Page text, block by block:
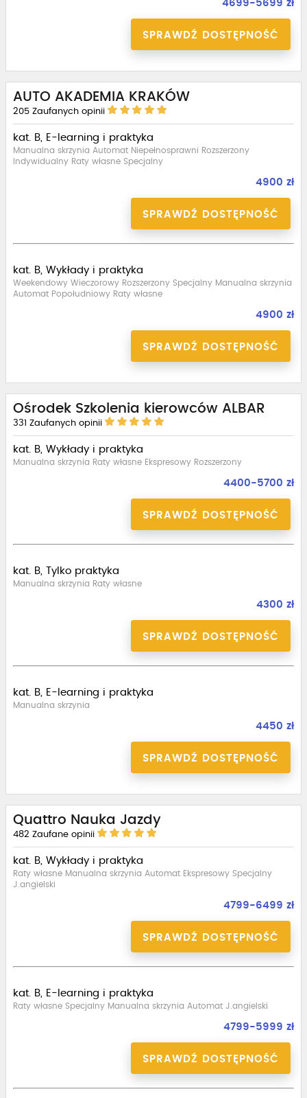
4699-5699 zł
SPRAWDŹ DOSTĘPNOŚĆ
AUTO AKADEMIA KRAKÓW
205 Zaufanych opinii
kat. B, E-learning i praktyka
Manualna skrzynia Automat Niepełnosprawni Rozszerzony
Indywidualny Raty własne Specjalny
4900 zł
SPRAWDŹ DOSTĘPNOŚĆ
kat. B, Wykłady i praktyka
Weekendowy Wieczorowy Rozszerzony Specjalny Manualna skrzynia
Automat Popołudniowy Raty własne
4900 zł
SPRAWDŹ DOSTĘPNOŚĆ
Ośrodek Szkolenia kierowców ALBAR
331 Zaufanych opinii
kat. B, Wykłady i praktyka
Manualna skrzynia Raty własne Ekspresowy Rozszerzony
4400-5700 zł
SPRAWDŹ DOSTĘPNOŚĆ
kat. B, Tylko praktyka
Manualna skrzynia Raty własne
4300 zł
SPRAWDŹ DOSTĘPNOŚĆ
kat. B, E-learning i praktyka
Manualna skrzynia
4450 zł
SPRAWDŹ DOSTĘPNOŚĆ
Quattro Nauka Jazdy
482 Zaufane opinii
kat. B, Wykłady i praktyka
Raty własne Manualna skrzynia Automat Ekspresowy Specjalny
J.angielski
4799-6499 zł
SPRAWDŹ DOSTĘPNOŚĆ
kat. B, E-learning i praktyka
Raty własne Specjalny Manualna skrzynia Automat J.angielski
4799-5999 zł
SPRAWDŹ DOSTĘPNOŚĆ